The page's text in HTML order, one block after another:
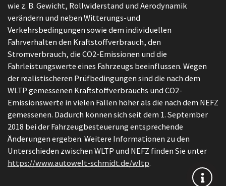
wie z. B. Gewicht, Rollwiderstand und Aerodynamik
verändern und neben Witterungs-und
Verkehrsbedingungen sowie dem individuellen
Fahrverhalten den Kraftstoffverbrauch, den
Stromverbrauch, die CO2-Emissionen und die
Fahrleistungswerte eines Fahrzeugs beeinflussen. Wegen
der realistischeren Prüfbedingungen sind die nach dem
WLTP gemessenen Kraftstoffverbrauchs und CO2-
Emissionswerte in vielen Fällen höher als die nach dem NEFZ
gemessenen. Dadurch können sich seit dem 1. September
2018 bei der Fahrzeugbesteuerung entsprechende
Änderungen ergeben. Weitere Informationen zu den
Unterschieden zwischen WLTP und NEFZ finden Sie unter
https://www.autowelt-schmidt.de/wltp.